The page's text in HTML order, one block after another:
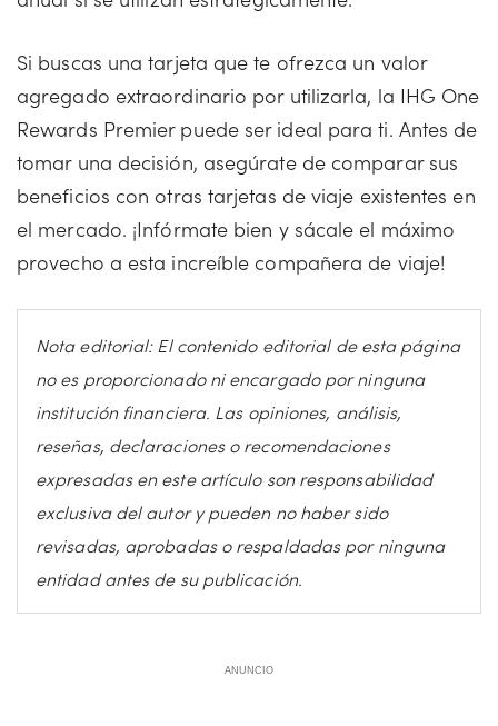
Si buscas una tarjeta que te ofrezca un valor
agregado extraordinario por utilizarla, la IHG One
Rewards Premier puede ser ideal para ti. Antes de
tomar una decisión, asegúrate de comparar sus
beneficios con otras tarjetas de viaje existentes en
el mercado. ¡Infórmate bien y sácale el máximo
provecho a esta increíble compañera de viaje!
Nota editorial: El contenido editorial de esta página
no es proporcionado ni encargado por ninguna
institución financiera. Las opiniones, análisis,
reseñas, declaraciones o recomendaciones
expresadas en este artículo son responsabilidad
exclusiva del autor y pueden no haber sido
revisadas, aprobadas o respaldadas por ninguna
entidad antes de su publicación.
ANUNCIO